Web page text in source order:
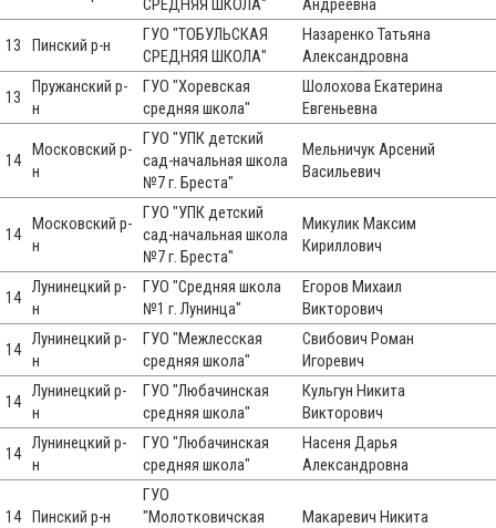
СРЕДНЯЯ ШКОЛА"
Андреевна
13 Пинский р-н
ГУО "ТОБУЛЬСКАЯ
СРЕДНЯЯ ШКОЛА"
Назаренко Татьяна
Александровна
13
Пружанский р-
н
ГУО "Хоревская
средняя школа"
Шолохова Екатерина
Евгеньевна
14
Московский р-
н
ГУО "УПК детский
сад-начальная школа
№7 г. Бреста"
Мельничук Арсений
Васильевич
14
Московский р-
н
ГУО "УПК детский
сад-начальная школа
№7 г. Бреста"
Микулик Максим
Кириллович
14
Лунинецкий р-
н
ГУО "Средняя школа
№1 г. Лунинца"
Егоров Михаил
Викторович
14
Лунинецкий р-
н
ГУО "Межлесская
средняя школа"
Свибович Роман
Игоревич
14
Лунинецкий р-
н
ГУО "Любачинская
средняя школа"
Кульгун Никита
Викторович
14
Лунинецкий р-
н
ГУО "Любачинская
средняя школа"
Насеня Дарья
Александровна
14 Пинский р-н
ГУО
"Молотковичская
Макаревич Никита